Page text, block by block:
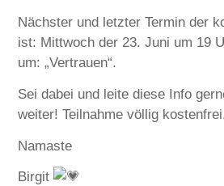
Nächster und letzter Termin der
ist: Mittwoch der 23. Juni um 19
um: „Vertrauen“.
Sei dabei und leite diese Info
weiter! Teilnahme völlig
Namaste
Birgit